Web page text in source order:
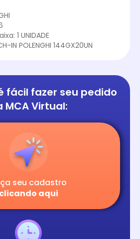
1 UNIDADE
IN POLENGHI 144GX20UN
fácil fazer seu pedido
MCA Virtual:
seu cadastro
clicando aqui